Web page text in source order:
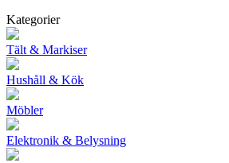
Kategorier
Tält & Markiser
Hushåll & Kök
Möbler
Elektronik & Belysning